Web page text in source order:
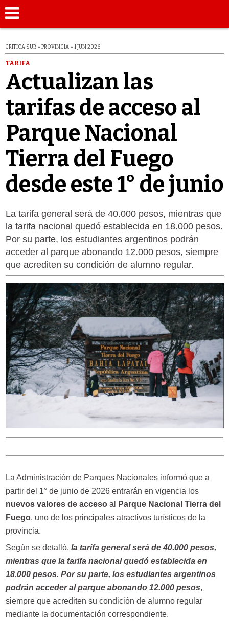
CRITICA SUR » PROVINCIA » 1 JUN 2026
TARIFA
Actualizan las
tarifas de acceso al
Parque Nacional
Tierra del Fuego
desde este 1° de junio
La tarifa general será de 40.000 pesos, mientras que
la tarifa nacional quedó establecida en 18.000 pesos.
Por su parte, los estudiantes argentinos podrán
acceder al parque abonando 12.000 pesos, siempre
que acrediten su condición de alumno regular.
La Administración de Parques Nacionales informó que a
partir del 1° de junio de 2026 entrarán en vigencia los
nuevos valores de acceso al
Parque Nacional Tierra del
Fuego, uno de los principales atractivos turísticos de la
provincia.
Según se detalló, la tarifa general será de 40.000 pesos,
mientras que la tarifa nacional quedó establecida en
18.000 pesos. Por su parte, los estudiantes argentinos
podrán acceder al parque abonando 12.000 pesos,
siempre que acrediten su condición de alumno regular
mediante la documentación correspondiente.